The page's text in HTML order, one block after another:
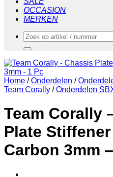
OCCASION
MERKEN
Zoeken
naar:
Home / Onderdelen /
Team Corally / Onderdelen
Team Corally
Plate
Carbon 3mm